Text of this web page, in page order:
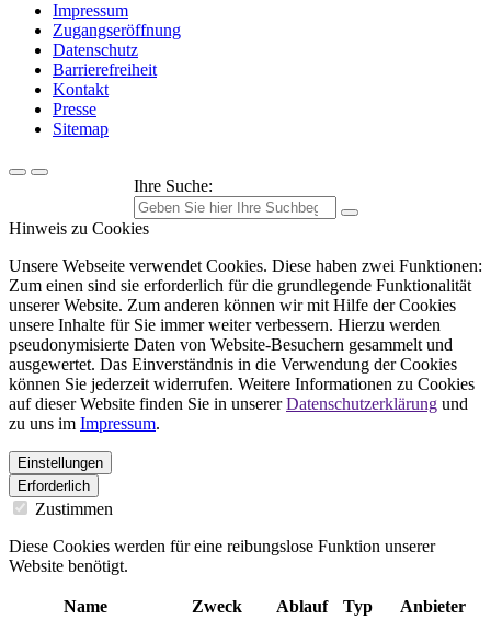
Impressum
Zugangseröffnung
Datenschutz
Barrierefreiheit
Kontakt
Presse
Sitemap
Ihre Suche:
Hinweis zu Cookies
Unsere Webseite verwendet Cookies. Diese haben zwei Funktionen:
Zum einen sind sie erforderlich für die grundlegende Funktionalität
unserer Website. Zum anderen können wir mit Hilfe der Cookies
unsere Inhalte für Sie immer weiter verbessern. Hierzu werden
pseudonymisierte Daten von Website-Besuchern gesammelt und
ausgewertet. Das Einverständnis in die Verwendung der Cookies
können Sie jederzeit widerrufen. Weitere Informationen zu Cookies
auf dieser Website finden Sie in unsererDatenschutzerklärung und
zu uns im Impressum.
Einstellungen
Erforderlich
Zustimmen
Diese Cookies werden für eine reibungslose Funktion unserer
Website benötigt.
Name Zweck Ablauf Typ Anbieter